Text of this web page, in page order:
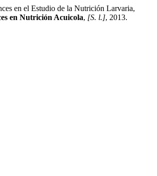
en el Estudio de la Nutrición Larvaria,
en Nutrición Acuicola, [S. l.], 2013.